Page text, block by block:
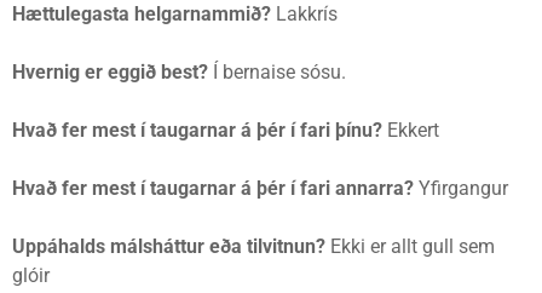
Hættulegasta helgarnammið? Lakkrís
Hvernig er eggið best? Í bernaise sósu.
Hvað fer mest í taugarnar á þér í fari þínu? Ekkert
Hvað fer mest í taugarnar á þér í fari annarra? Yfirgangur
Uppáhalds málsháttur eða tilvitnun? Ekki er allt gull sem
glóir